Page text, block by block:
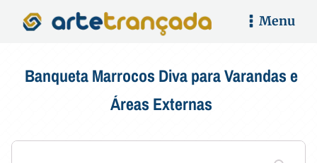
Menu
Banqueta Marrocos Diva para Varandas e
Áreas Externas